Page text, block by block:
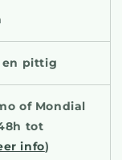
pittig
of Mondial
tot
info)